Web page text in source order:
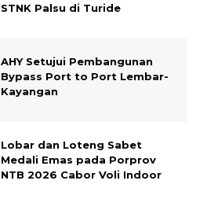
STNK Palsu di Turide
AHY Setujui Pembangunan
Bypass Port to Port Lembar-
Kayangan
Lobar dan Loteng Sabet
Medali Emas pada Porprov
NTB 2026 Cabor Voli Indoor